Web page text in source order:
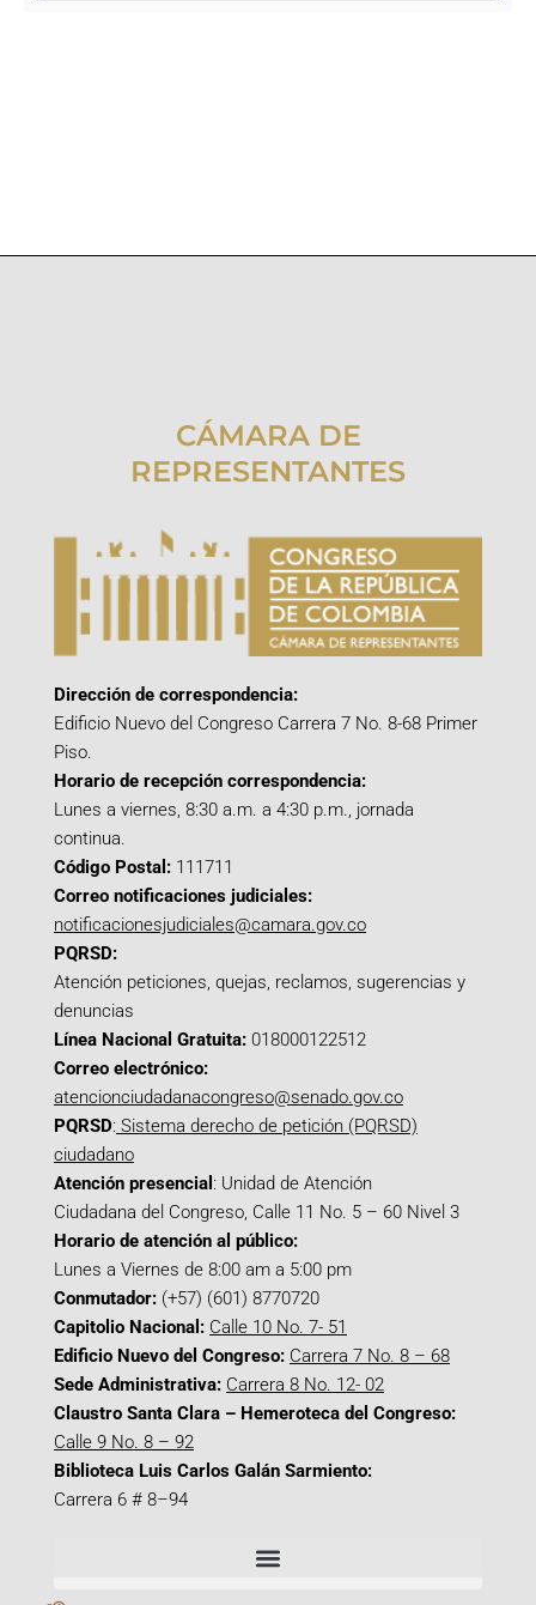
CÁMARA DE
REPRESENTANTES
Dirección de correspondencia:
Edificio Nuevo del Congreso Carrera 7 No. 8-68 Primer
Piso.
Horario de recepción correspondencia:
Lunes a viernes, 8:30 a.m. a 4:30 p.m., jornada
continua.
Código Postal: 111711
Correo notificaciones judiciales:
notificacionesjudiciales@camara.gov.co
PQRSD:
Atención peticiones, quejas, reclamos, sugerencias y
denuncias
Línea Nacional Gratuita: 018000122512
Correo electrónico:
atencionciudadanacongreso@senado.gov.co
PQRSD: Sistema derecho de petición (PQRSD)
ciudadano
Atención presencial : Unidad de Atención
Ciudadana del Congreso, Calle 11 No. 5 – 60 Nivel 3
Horario de atención al público:
Lunes a Viernes de 8:00 am a 5:00 pm
Conmutador: (+57) (601) 8770720
Capitolio Nacional: Calle 10 No. 7- 51
Edificio Nuevo del Congreso: Carrera 7 No. 8 – 68
Sede Administrativa: Carrera 8 No. 12- 02
Claustro Santa Clara – Hemeroteca del Congreso:
Calle 9 No. 8 – 92
Biblioteca Luis Carlos Galán Sarmiento:
Carrera 6 # 8–94